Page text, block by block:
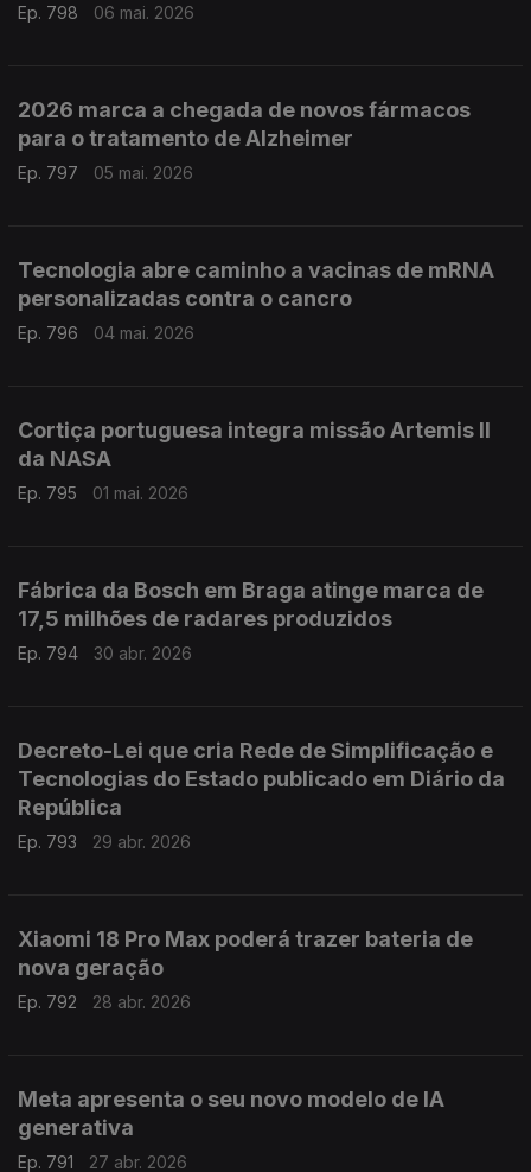
Ep. 798 06 mai. 2026
2026 marca a chegada de novos fármacos
para o tratamento de Alzheimer
Ep. 797 05 mai. 2026
Tecnologia abre caminho a vacinas de mRNA
personalizadas contra o cancro
Ep. 796 04 mai. 2026
Cortiça portuguesa integra missão Artemis II
da NASA
Ep. 795 01 mai. 2026
Fábrica da Bosch em Braga atinge marca de
17,5 milhões de radares produzidos
Ep. 794 30 abr. 2026
Decreto-Lei que cria Rede de Simplificação e
Tecnologias do Estado publicado em Diário da
República
Ep. 793 29 abr. 2026
Xiaomi 18 Pro Max poderá trazer bateria de
nova geração
Ep. 792 28 abr. 2026
Meta apresenta o seu novo modelo de IA
generativa
Ep. 791 27 abr. 2026